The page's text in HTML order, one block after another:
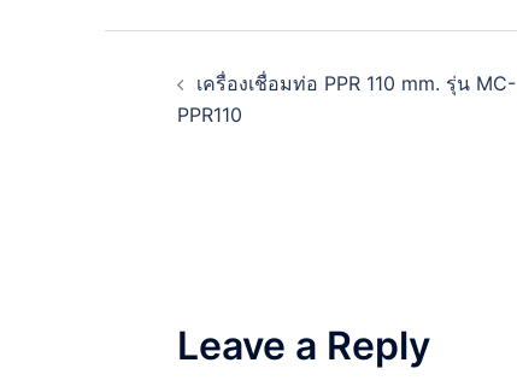
navigation
เครื่องเชื่อมท่อ PPR 110 mm. รุ่น MC-
PPR110
Leave a Reply